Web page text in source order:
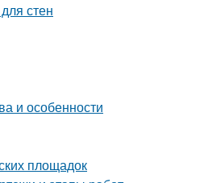
стен
и особенности
площадок